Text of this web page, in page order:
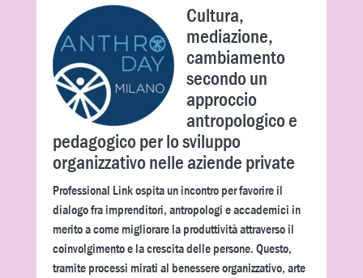
Cultura,
mediazione,
cambiamento
secondo un
approccio
antropologico e
pedagogico per lo sviluppo
organizzativo nelle aziende private
Professional Link ospita un incontro per favorire il
dialogo fra imprenditori, antropologi e accademici in
merito a come migliorare la produttività attraverso il
coinvolgimento e la crescita delle persone. Questo,
tramite processi mirati al benessere organizzativo, arte